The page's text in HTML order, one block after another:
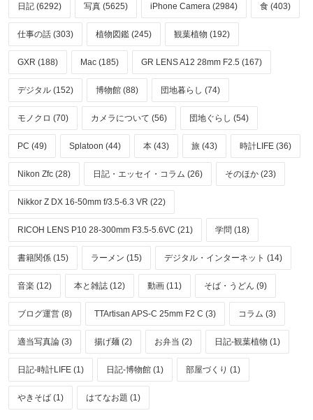
日記 (6292) 写真 (5625) iPhone Camera (2984) 食 (403)
仕事の話 (303) 植物図鑑 (245) 観葉植物 (192)
GXR (188) Mac (185) GR LENS A12 28mm F2.5 (167)
デジタル (152) 博物館 (88) 団地暮らし (74)
モノクロ (70) カメラについて (56) 団地ぐらし (54)
PC (49) Splatoon (44) 本 (43) 旅 (43) 時計LIFE (36)
Nikon Zfc (28) 日記・エッセイ・コラム (26) そのほか (23)
Nikkor Z DX 16-50mm f/3.5-6.3 VR (22)
RICOH LENS P10 28-300mm F3.5-5.6VC (21) 学問 (18)
書籍関係 (15) ラーメン (15) デジタル・インターネット (14)
音楽 (12) 本と雑誌 (12) 動画 (11) そば・うどん (9)
ブログ運営 (8) TTArtisan APS-C 25mm F2 C (3) コラム (3)
適当写真論 (3) 揚げ麺 (2) お弁当 (2) 日記-観葉植物 (1)
日記-時計LIFE (1) 日記-博物館 (1) 部屋づくり (1)
やきそば (1) はてなお題 (1)